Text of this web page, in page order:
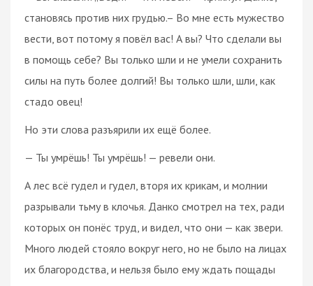
становясь против них грудью.– Во мне есть мужество
вести, вот потому я повёл вас! А вы? Что сделали вы
в помощь себе? Вы только шли и не умели сохранить
силы на путь более долгий! Вы только шли, шли, как
стадо овец!
Но эти слова разъярили их ещё более.
— Ты умрёшь! Ты умрёшь! — ревели они.
А лес всё гудел и гудел, вторя их крикам, и молнии
разрывали тьму в клочья. Данко смотрел на тех, ради
которых он понёс труд, и видел, что они — как звери.
Много людей стояло вокруг него, но не было на лицах
их благородства, и нельзя было ему ждать пощады